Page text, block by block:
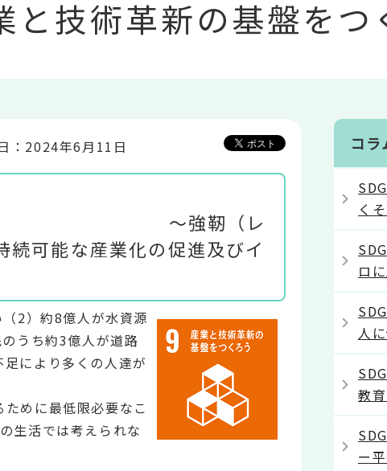
と技術革新の基盤をつ
：2024年6月11日
盤をつくろう
（レ
可能な産業化の促進及びイ
2）約8億人が水資源
うち約3億人が道路
により多くの人達が
めに最低限必要なこ
生活では考えられな
コラ
くそ
ロに
人
教
ー